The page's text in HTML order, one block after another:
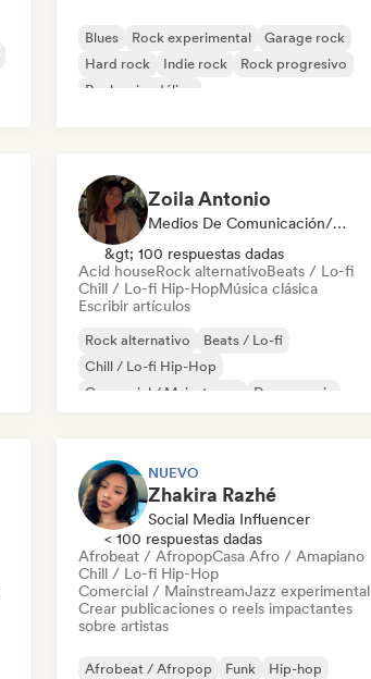
Blues Rock experimental
Garage rock
Hard rock
Indie rock
Rock progresivo
Rock psicodélico
Zoila Antonio
Medios De Comunicación/Periodista
&gt; 100 respuestas dadas
Acid houseRock alternativoBeats / Lo-fi
Chill / Lo-fi Hip-HopMúsica clásica
Escribir artículos
Rock alternativo
Beats / Lo-fi
Chill / Lo-fi Hip-Hop
Comercial / Mainstream
Dance music
NUEVO
Zhakira Razhé
Social Media Influencer
< 100 respuestas dadas
Afrobeat / AfropopCasa Afro / Amapiano
Chill / Lo-fi Hip-Hop
Comercial / MainstreamJazz experimental
Crear publicaciones o reels impactantes
sobre artistas
Afrobeat / Afropop Funk Hip-hop